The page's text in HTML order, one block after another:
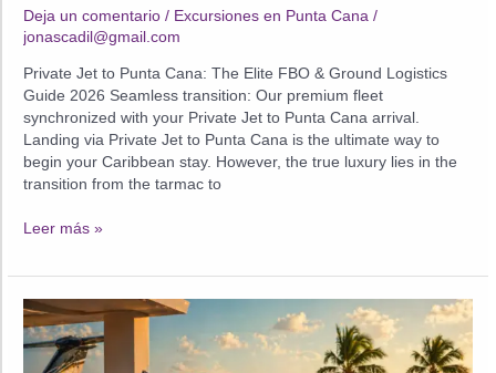
Deja un comentario / Excursiones en Punta Cana /
jonascadil@gmail.com
Private Jet to Punta Cana: The Elite FBO & Ground Logistics
Guide 2026 Seamless transition: Our premium fleet
synchronized with your Private Jet to Punta Cana arrival.
Landing via Private Jet to Punta Cana is the ultimate way to
begin your Caribbean stay. However, the true luxury lies in the
transition from the tarmac to
Private
to
Cana:
The
Elite
Leer más »